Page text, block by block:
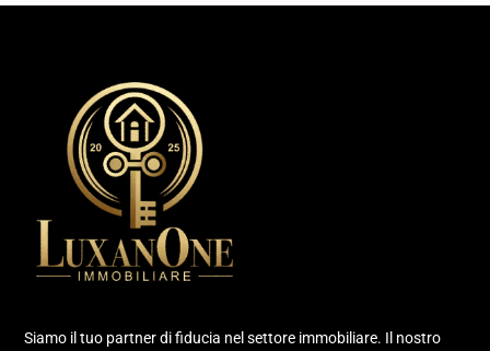
Siamo il tuo partner di fiducia nel settore immobiliare. Il nostro